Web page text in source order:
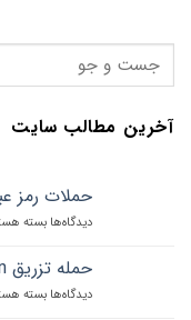
آخرین مطالب سایت
حملات رمز
دیدگاه‌ها برای
رمز
عبور
و
بسته
حمله تزریق SQL injection را چقدر می شناسید؟
دیدگاه‌ها برای
بسته